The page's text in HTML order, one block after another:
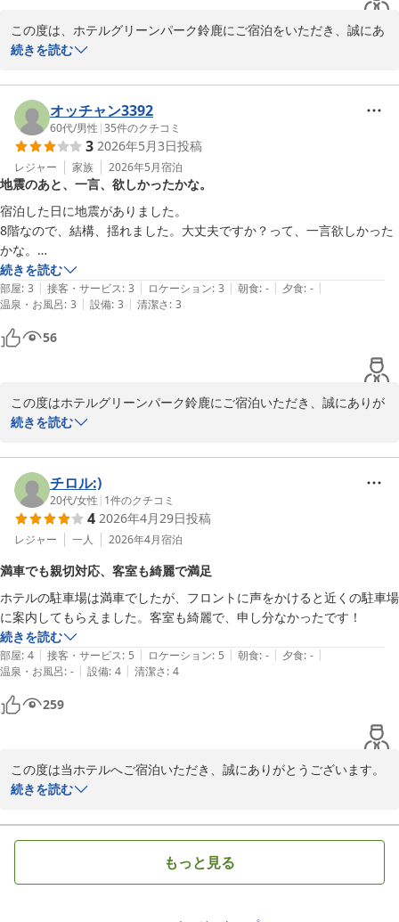
2026-06-26
この度は、ホテルグリーンパーク鈴鹿にご宿泊をいただき、誠にあ
りがとうございます。
と、スタッフ一同、心より感謝申し上げます。
ご朝食をお気に召していただき、ご利用いただけていることは、私
どもにとって何より嬉しく、大きな励みでございます。
温かいお言葉に恥じぬよう、これからもご期待にお応えできるサー
ビスと朝食をご提供できますよう努めてまいります。
今後も、末永くご愛顧いただけましたら幸いでございます。
またお迎えできます日を、心よりお待ち申し上げております。
ホテルグリーンパーク鈴鹿
2026-05-12
続きを読む
オッチャン3392
60代/男性 |35件のクチコミ
3 2026年5月3日投稿
レジャー 家族 2026年5月宿泊
地震のあと、一言、欲しかったかな。
宿泊した日に地震がありました。
8階なので、結構、揺れました。大丈夫ですか？って、一言欲しかった
かな。
部屋も綺麗だし、スタッフの笑顔も気持ち良かったです。
続きを読む
部屋: 3 | 接客・サービス: 3 | ロケーション: 3 | 朝食: - | 夕食: - |
温泉・お風呂: 3 | 設備: 3 | 清潔さ: 3
56
この度はホテルグリーンパーク鈴鹿にご宿泊いただき、誠にありが
とうございます。
申し上げます。
ご宿泊当日に発生した地震の際には、ご不安なお気持ちになられた
ことと存じます。
そのような中で、スタッフからのお声掛けが至らず、心配りが足り
皆様に安心してお過ごしいただけるよう、お客様のお気持ちに寄り
添ったご案内と対応を心掛けて参ります。
一方で、お部屋の清潔感やスタッフの笑顔については温かいお言葉
をいただき、恐縮しております。
今後も、お客様の声に耳を傾けながら、スタッフ一丸となりサービ
スの向上に努めて参ります。
またの機会にも、当ホテルのご利用をご検討いただけますと幸いに
次回のご来館を心よりお待ち申し上げております。
ホテルグリーンパーク鈴鹿
2026-05-05
続きを読む
チロル:)
20代/女性 | 1件のクチコミ
4 2026年4月29日投稿
レジャー 一人 2026年4月宿泊
満車でも親切対応、客室も綺麗で満足
ホテルの駐車場は満車でしたが、フロントに声をかけると近くの駐車場
に案内してもらえました。客室も綺麗で、申し分なかったです！
続きを読む
部屋: 4 | 接客・サービス: 5 | ロケーション: 5 | 朝食: - | 夕食: - |
温泉・お風呂: - | 設備: 4 | 清潔さ: 4
259
この度は当ホテルへご宿泊いただき、誠にありがとうございます。
また、ご多忙の中ご感想までお寄せくださり、重ねてお礼を申し上
ホテルの駐車場が満車につき、ご足労をお掛けいたしました。
ホテル併設の駐車場は、先着50台まで無料でご利用いただけます。
ホテルからやや離れますが、第2・第3駐車場もございますので、ホ
続きを読む
もっと見る